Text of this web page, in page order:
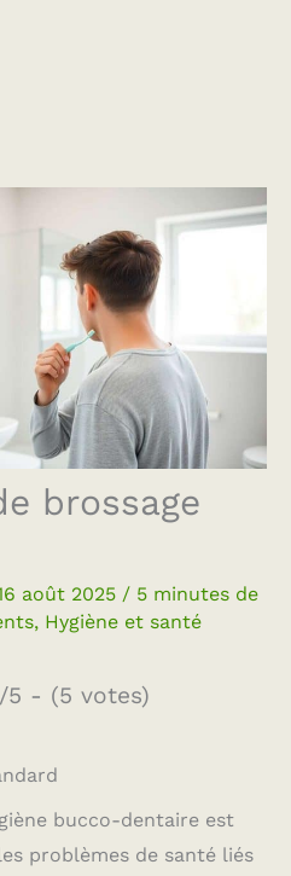
brossage
août 2025 / 5 minutes de
, Hygiène et santé
5 - (5 votes)
bucco-dentaire est
problèmes de santé liés